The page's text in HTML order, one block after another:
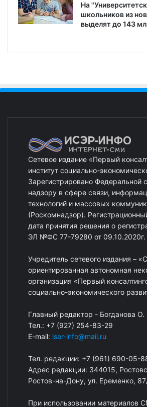
На
школьников из
выделят до 143
Сетевое издание «Первый
институт социально-
Зарегистрировано Федеральной
надзору в сфере связи,
технологий и массовых
(Роскомнадзор).
дата принятия решения о
ЭЛ №ФС 77-79280 от 09.10.2020г.
Учредитель сетевого издания –
ориентированная автономная
организация «Первый
социально-экономического
Главный редактор - Богданова О.
Тел.: +7 (927) 254-83-29
E-mail: iser-info@mail.ru
Тел. редакции: +7 (961) 690-05-
Адрес редакции: 344015,
Ростов-на-Дону, ул. Еременко,
При использовании материалов